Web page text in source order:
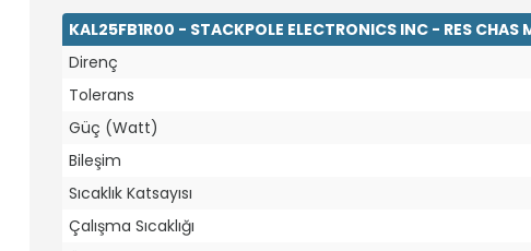
KAL25FB1R00 - STACKPOLE ELECTRONICS INC - RES CHAS
Direnç
Tolerans
Güç (Watt)
Bileşim
Sıcaklık Katsayısı
Çalışma Sıcaklığı